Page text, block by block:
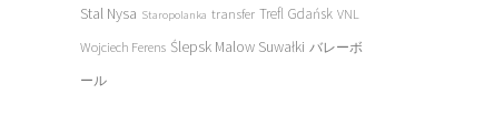
Stal Nysa Staropolanka transfer Trefl Gdańsk VNL
Wojciech Ferens Ślepsk Malow Suwałki バレーボ
ール